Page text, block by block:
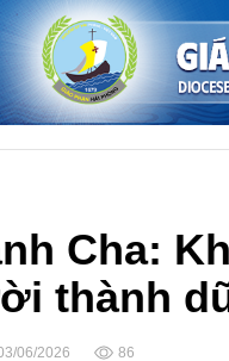
Cha:
thành
06/2026 86